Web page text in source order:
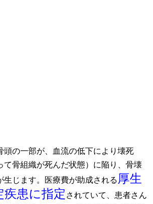
頭の一部が、血流の低下により壊死
て骨組織が死んだ状態）に陥り、骨壊
生じます。医療費が助成される 厚生
疾患に指定 されていて、患者さん